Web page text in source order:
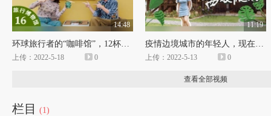
14:48
环球旅行者的“咖啡馆”，12杯饮品环游世界！#旅行#饮品
上传：2022-5-18 0
11:19
疫情边境城市的年轻人，现在过得怎么样？#旅行#西双版纳
上传：2022-5-13 0
查看全部视频
栏目 (1)